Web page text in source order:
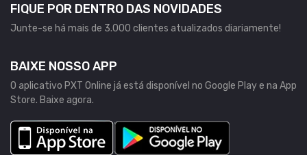
FIQUE POR DENTRO DAS NOVIDADES
Junte-se há mais de 3.000 clientes atualizados diariamente!
BAIXE NOSSO APP
O aplicativo PXT Online já está disponível no Google Play e na App
Store. Baixe agora.